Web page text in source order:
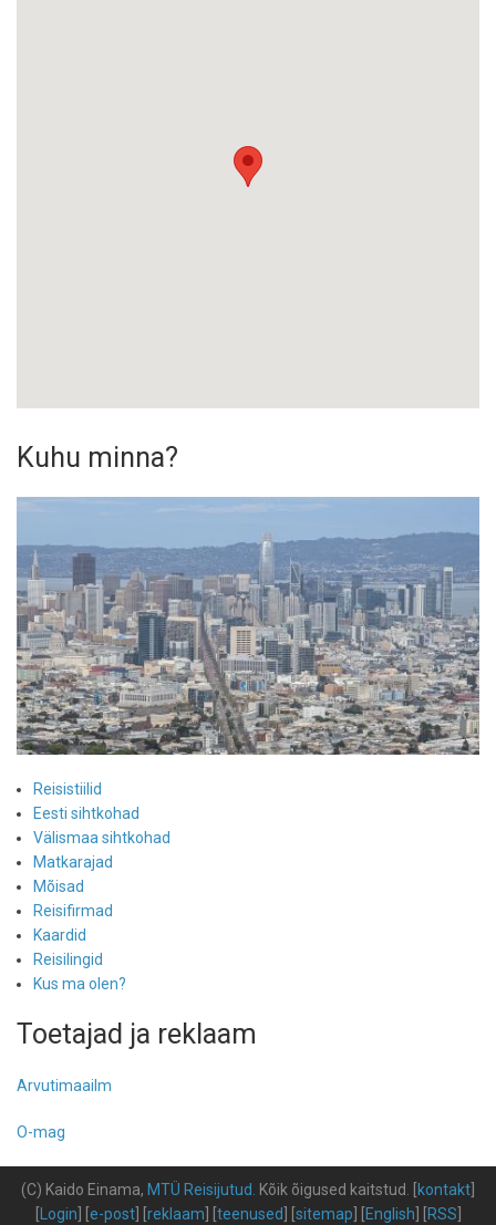
Kuhu minna?
Reisistiilid
Eesti sihtkohad
Välismaa sihtkohad
Matkarajad
Mõisad
Reisifirmad
Kaardid
Reisilingid
Kus ma olen?
Toetajad ja reklaam
Arvutimaailm
O-mag
(C) Kaido Einama, MTÜ Reisijutud Kõik õigused kaitstud kontakt
Login e-post] [ reklaam teenused sitemap English RSS